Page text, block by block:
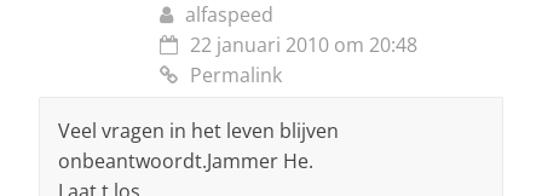
alfaspeed
22 januari 2010 om 20:48
Permalink
Veel vragen in het leven blijven
onbeantwoordt.Jammer He.